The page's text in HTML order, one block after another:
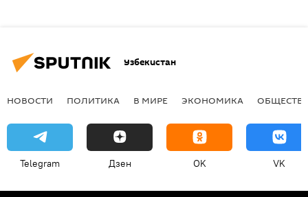
Узбекистан
НОВОСТИ ПОЛИТИКА В МИРЕ ЭКОНОМИКА
Telegram Дзен OK VK